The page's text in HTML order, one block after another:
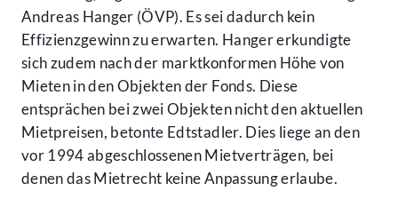
Andreas Hanger (ÖVP). Es sei dadurch kein
Effizienzgewinn zu erwarten. Hanger erkundigte
sich zudem nach der marktkonformen Höhe von
Mieten in den Objekten der Fonds. Diese
entsprächen bei zwei Objekten nicht den aktuellen
Mietpreisen, betonte Edtstadler. Dies liege an den
vor 1994 abgeschlossenen Mietverträgen, bei
denen das Mietrecht keine Anpassung erlaube.